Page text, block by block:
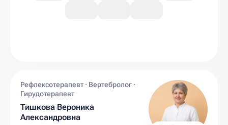
Рефлексотерапевт · Вертебролог ·
Гирудотерапевт
Тишкова Вероника
Александровна